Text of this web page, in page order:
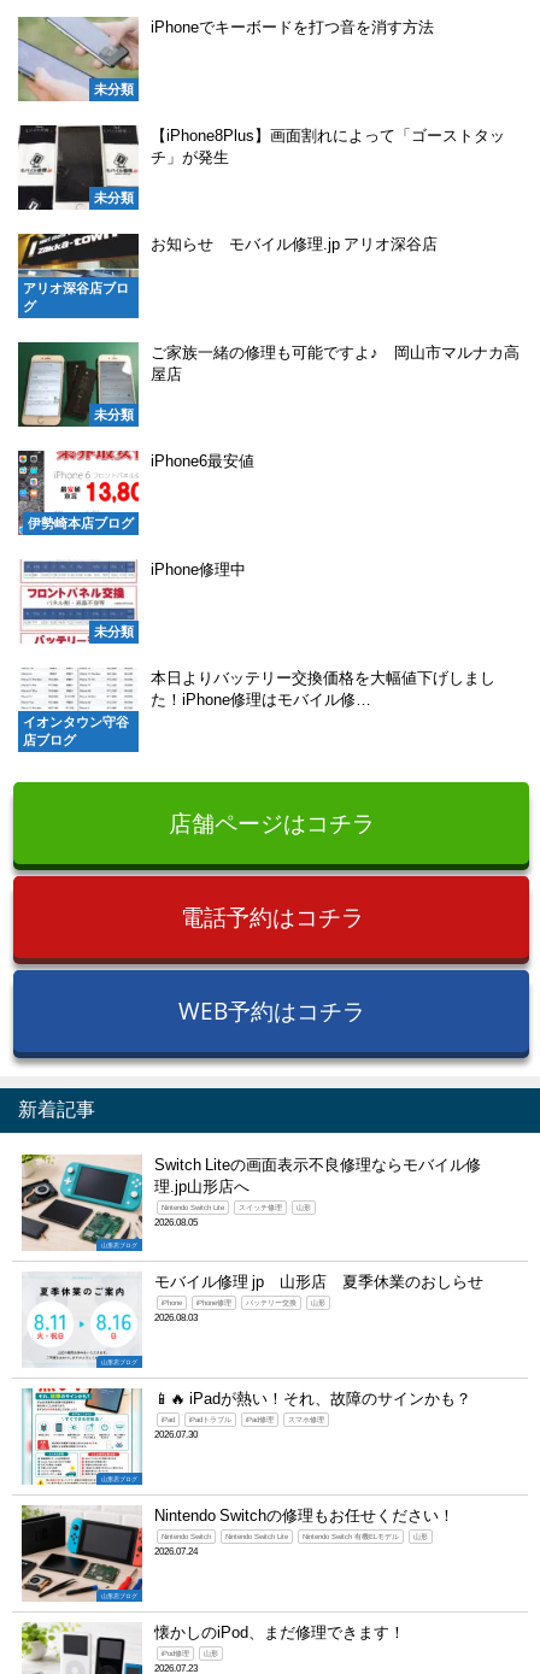
未分類
iPhoneでキーボードを打つ音を消す方法
未分類
【iPhone8Plus】画面割れによって「ゴーストタッ
チ」が発生
アリオ深谷店ブロ
グ
お知らせ モバイル修理.jp アリオ深谷店
未分類
ご家族一緒の修理も可能ですよ♪ 岡山市マルナカ高
屋店
伊勢崎本店ブログ
iPhone6最安値
未分類
iPhone修理中
イオンタウン守谷
店ブログ
本日よりバッテリー交換価格を大幅値下げしまし
た！iPhone修理はモバイル修…
店舗ページはコチラ
電話予約はコチラ
WEB予約はコチラ
新着記事
山形店ブログ
Switch Liteの画面表示不良修理ならモバイル修
理.jp山形店へ
Nintendo Switch Lite スイッチ修理 山形
2026.08.05
山形店ブログ
モバイル修理 jp 山形店 夏季休業のおしらせ
iPhone iPhone修理 バッテリー交換 山形
2026.08.03
山形店ブログ
📱🔥 iPadが熱い！それ、故障のサインかも？
iPad iPadトラブル iPad修理 スマホ修理
2026.07.30
山形店ブログ
Nintendo Switchの修理もお任せください！
Nintendo Switch Nintendo Switch Lite Nintendo Switch 有機ELモデル 山形
2026.07.24
懐かしのiPod、まだ修理できます！
iPod修理 山形
2026.07.23